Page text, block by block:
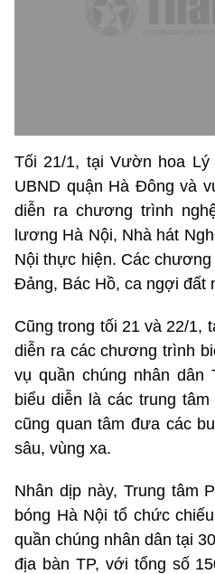
Tối 21/1, tại Vườn hoa
UBND quận Hà Đông và
diễn ra chương trình
lương Hà Nội, Nhà hát
Nội thực hiện. Các
Đảng, Bác Hồ, ca ngợi đất
Cũng trong tối 21 và 22/1,
diễn ra các chương trình
vụ quần chúng nhân dân
biểu diễn là các trung
cũng quan tâm đưa các
sâu, vùng xa.
Nhân dịp này, Trung tâm
bóng Hà Nội tổ chức
quần chúng nhân dân tại
địa bàn TP, với tổng số